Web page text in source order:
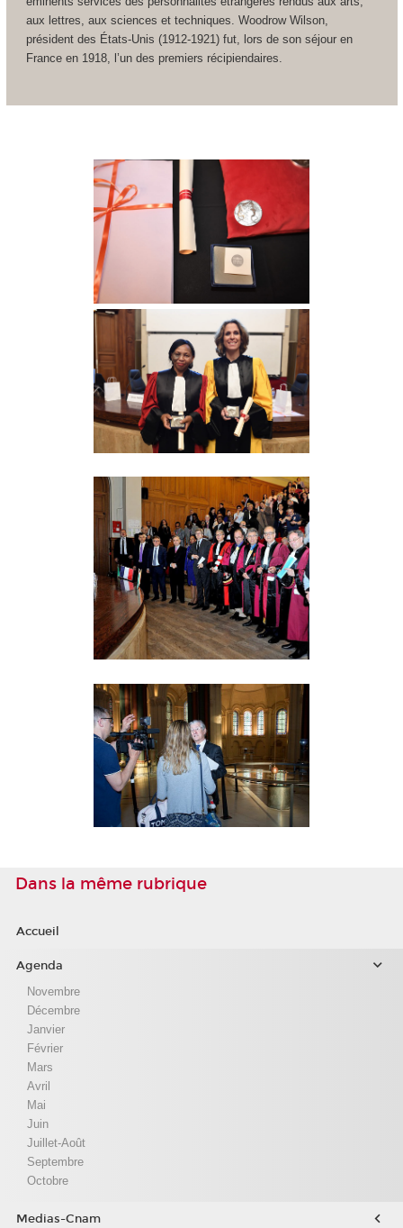
aux lettres, aux sciences et techniques. Woodrow Wilson,
président des États-Unis (1912-1921) fut, lors de son séjour en
France en 1918, l’un des premiers récipiendaires.
Dans la même rubrique
Accueil
Agenda
Novembre
Décembre
Janvier
Février
Mars
Avril
Mai
Juin
Juillet-Août
Septembre
Octobre
Medias-Cnam